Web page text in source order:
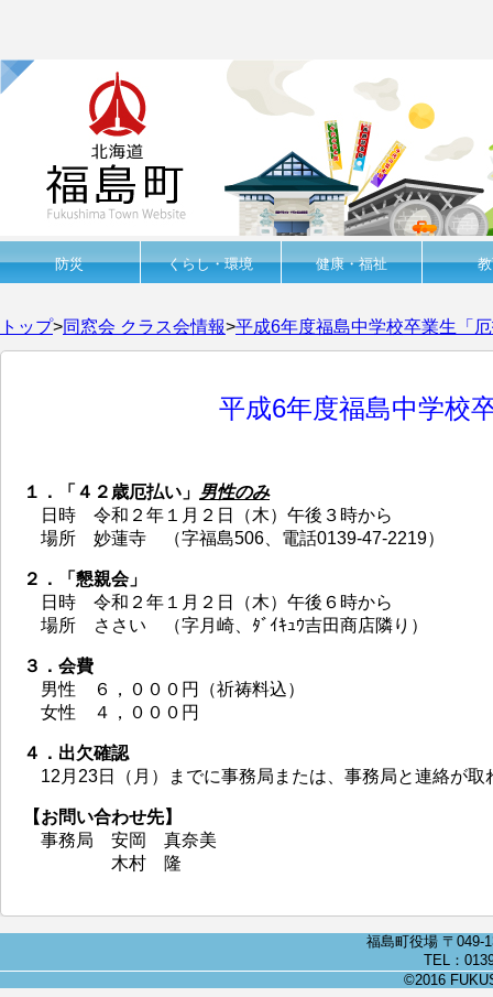
防災 くらし・環境 健康・福祉
トップ>同窓会 クラス会情報>平成6年度福島中学校卒業生「
平成6年度福島中学校
１．「４２歳厄払い」 男性のみ
日時
令和２年１月２日（木）午後３時から
場所
妙蓮寺 （字福島506、電話0139-47-2219）
２．「懇親会」
日時
令和２年１月２日（木）午後６時から
場所
ささい （字月崎、ﾀﾞｲｷｭｳ吉田商店隣り）
３．会費
男性
６，０００円（祈祷料込）
女性
４，０００円
４．出欠確認
12月23日（月）までに事務局または、事務局と連絡が
【お問い合わせ先】
事務局
安岡
真奈美
木村
隆
福島町役場 〒049-
TEL：
©2016